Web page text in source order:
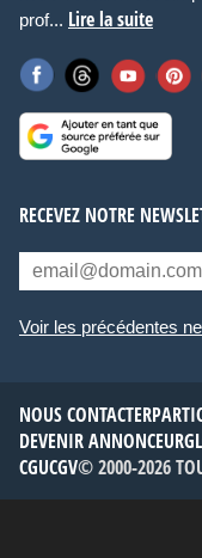
prof... Lire la suite
RECEVEZ NOTRE
Voir les précédentes
NOUS CONTACTER
DEVENIR ANNONCEUR
CGUCGV© 2000-2026